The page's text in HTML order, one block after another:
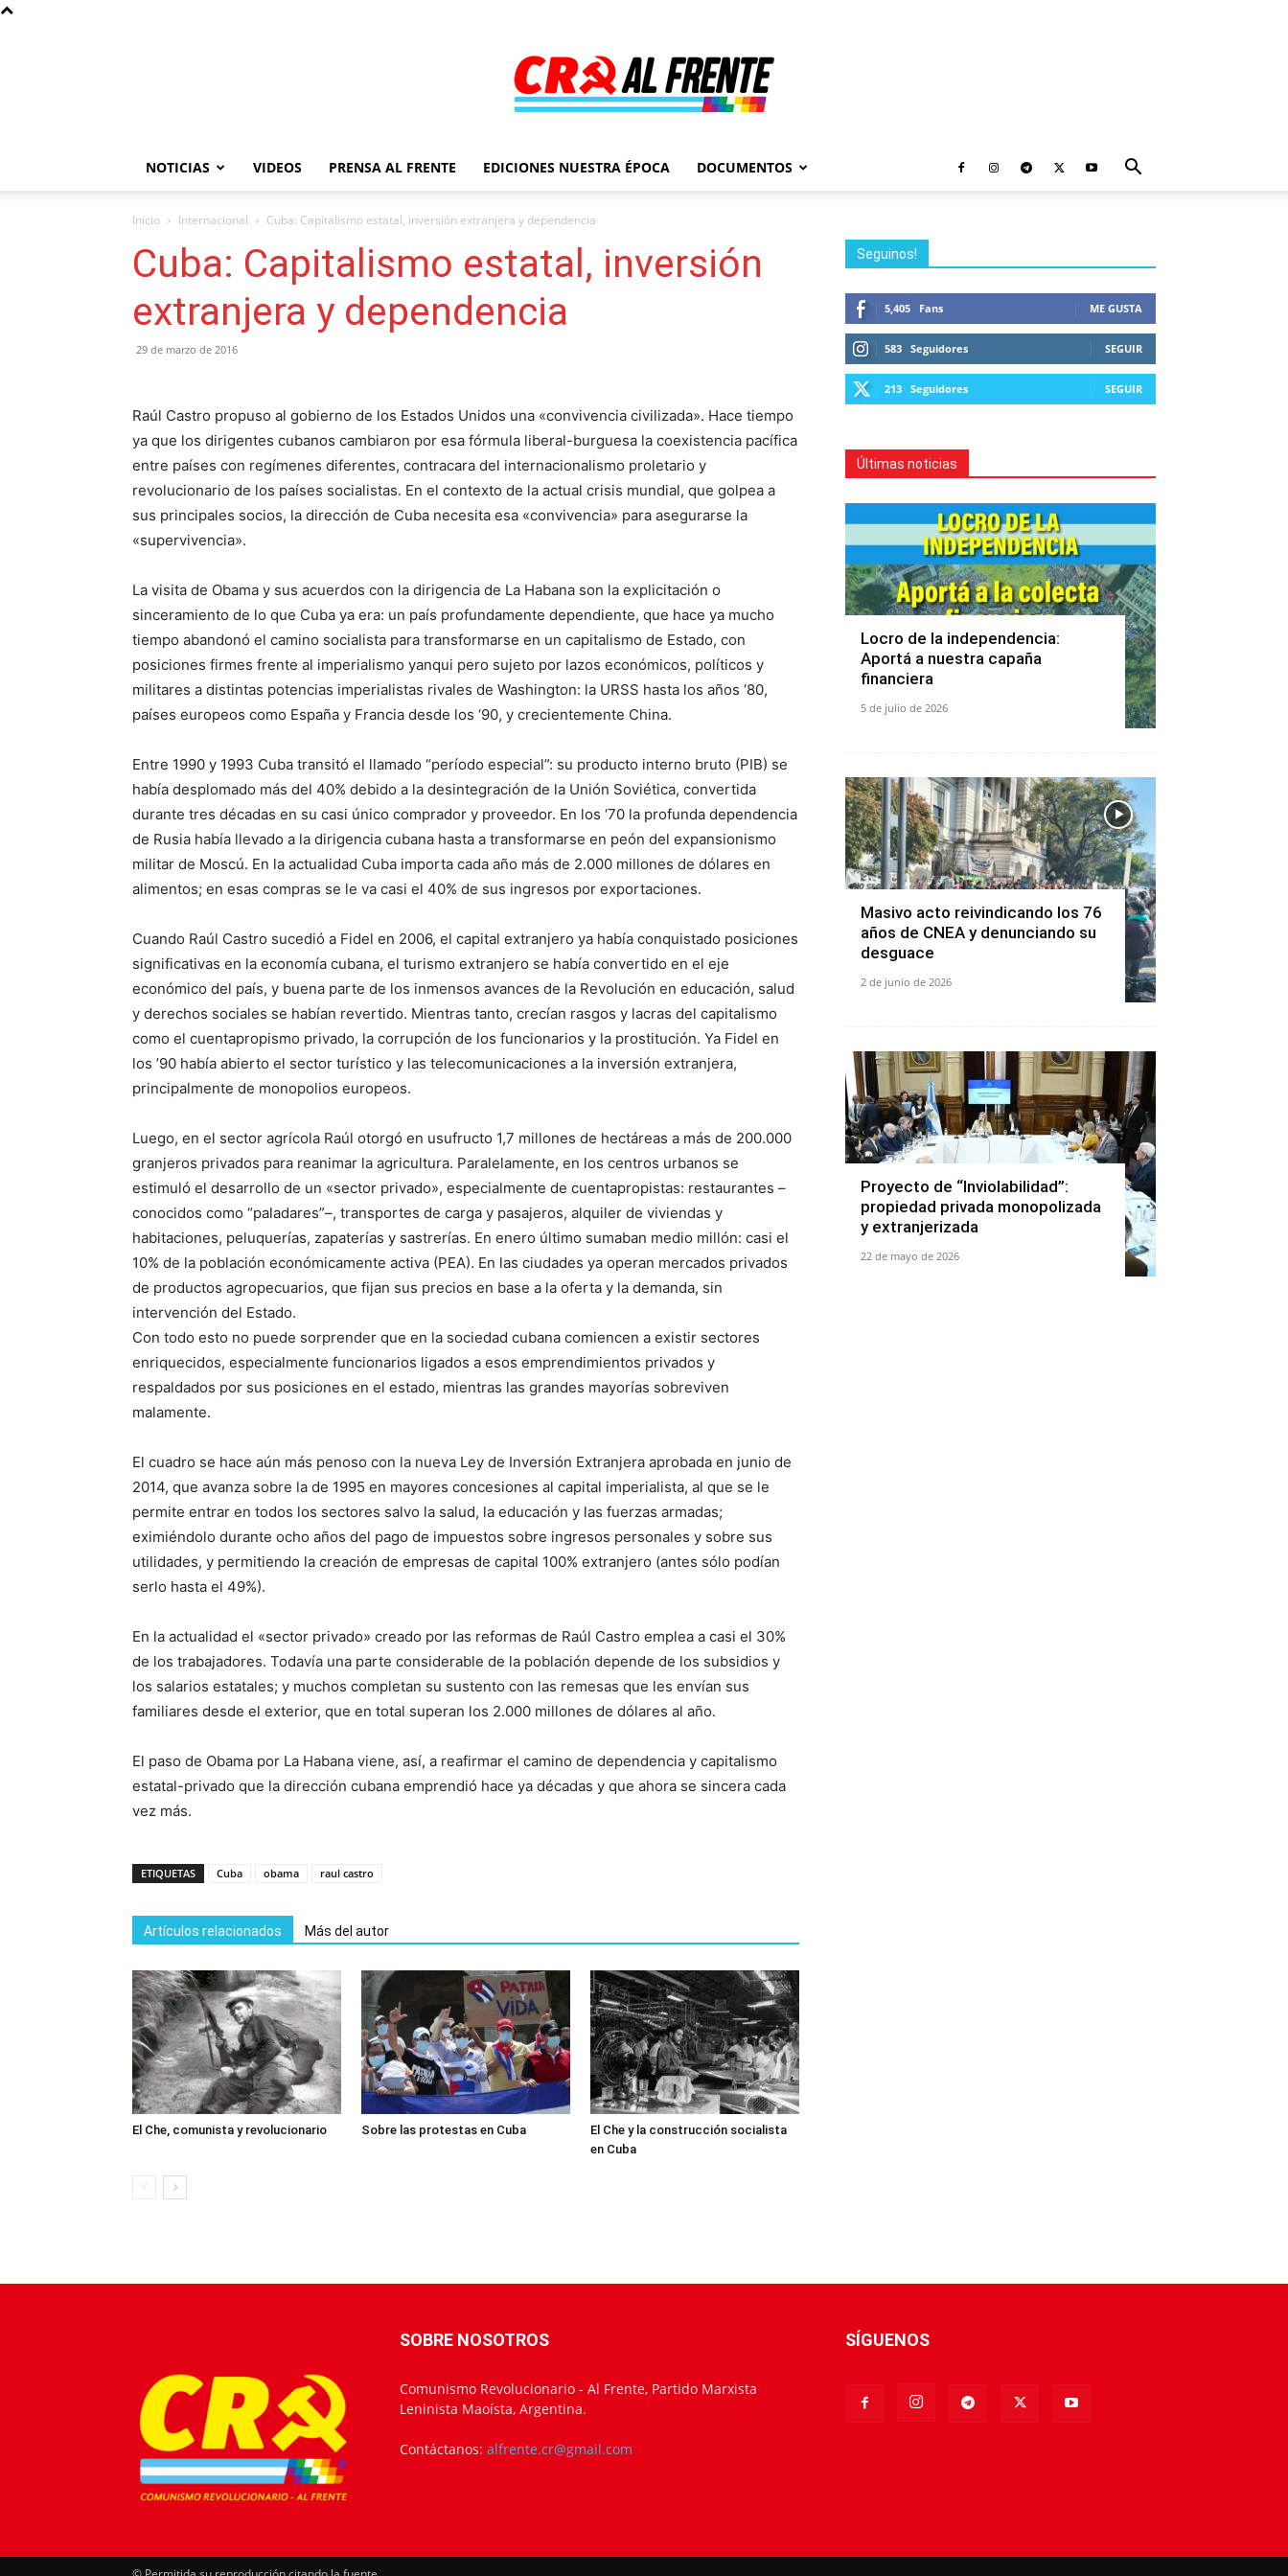
Al
–
NOTICIAS VIDEOS PRENSA AL FRENTE EDICIONES NUESTRA ÉPOCA DOCUMENTOS
Inicio Internacional Cuba: Capitalismo estatal, inversión extranjera y dependencia
Cuba: Capitalismo estatal, inversión
extranjera y dependencia
29 de marzo de 2016
Raúl Castro propuso al gobierno de los Estados Unidos una «convivencia civilizada». Hace tiempo
ya que los dirigentes cubanos cambiaron por esa fórmula liberal-burguesa la coexistencia pacífica
entre países con regímenes diferentes, contracara del internacionalismo proletario y
revolucionario de los países socialistas. En el contexto de la actual crisis mundial, que golpea a
sus principales socios, la dirección de Cuba necesita esa «convivencia» para asegurarse la
«supervivencia».
La visita de Obama y sus acuerdos con la dirigencia de La Habana son la explicitación o
sinceramiento de lo que Cuba ya era: un país profundamente dependiente, que hace ya mucho
tiempo abandonó el camino socialista para transformarse en un capitalismo de Estado, con
posiciones firmes frente al imperialismo yanqui pero sujeto por lazos económicos, políticos y
militares a distintas potencias imperialistas rivales de Washington: la URSS hasta los años ‘80,
países europeos como España y Francia desde los ‘90, y crecientemente China.
Entre 1990 y 1993 Cuba transitó el llamado “período especial”: su producto interno bruto (PIB) se
había desplomado más del 40% debido a la desintegración de la Unión Soviética, convertida
durante tres décadas en su casi único comprador y proveedor. En los ‘70 la profunda dependencia
de Rusia había llevado a la dirigencia cubana hasta a transformarse en peón del expansionismo
militar de Moscú. En la actualidad Cuba importa cada año más de 2.000 millones de dólares en
alimentos; en esas compras se le va casi el 40% de sus ingresos por exportaciones.
Cuando Raúl Castro sucedió a Fidel en 2006, el capital extranjero ya había conquistado posiciones
significativas en la economía cubana, el turismo extranjero se había convertido en el eje
económico del país, y buena parte de los inmensos avances de la Revolución en educación, salud
y derechos sociales se habían revertido. Mientras tanto, crecían rasgos y lacras del capitalismo
como el cuentapropismo privado, la corrupción de los funcionarios y la prostitución. Ya Fidel en
los ’90 había abierto el sector turístico y las telecomunicaciones a la inversión extranjera,
principalmente de monopolios europeos.
Luego, en el sector agrícola Raúl otorgó en usufructo 1,7 millones de hectáreas a más de 200.000
granjeros privados para reanimar la agricultura. Paralelamente, en los centros urbanos se
estimuló el desarrollo de un «sector privado», especialmente de cuentapropistas: restaurantes –
conocidos como “paladares”–, transportes de carga y pasajeros, alquiler de viviendas y
habitaciones, peluquerías, zapaterías y sastrerías. En enero último sumaban medio millón: casi el
10% de la población económicamente activa (PEA). En las ciudades ya operan mercados privados
de productos agropecuarios, que fijan sus precios en base a la oferta y la demanda, sin
intervención del Estado.
Con todo esto no puede sorprender que en la sociedad cubana comiencen a existir sectores
enriquecidos, especialmente funcionarios ligados a esos emprendimientos privados y
respaldados por sus posiciones en el estado, mientras las grandes mayorías sobreviven
malamente.
El cuadro se hace aún más penoso con la nueva Ley de Inversión Extranjera aprobada en junio de
2014, que avanza sobre la de 1995 en mayores concesiones al capital imperialista, al que se le
permite entrar en todos los sectores salvo la salud, la educación y las fuerzas armadas;
eximiéndolo durante ocho años del pago de impuestos sobre ingresos personales y sobre sus
utilidades, y permitiendo la creación de empresas de capital 100% extranjero (antes sólo podían
serlo hasta el 49%).
En la actualidad el «sector privado» creado por las reformas de Raúl Castro emplea a casi el 30%
de los trabajadores. Todavía una parte considerable de la población depende de los subsidios y
los salarios estatales; y muchos completan su sustento con las remesas que les envían sus
familiares desde el exterior, que en total superan los 2.000 millones de dólares al año.
El paso de Obama por La Habana viene, así, a reafirmar el camino de dependencia y capitalismo
estatal-privado que la dirección cubana emprendió hace ya décadas y que ahora se sincera cada
vez más.
ETIQUETAS Cuba obama raul castro
Artículos relacionados Más del autor
El Che, comunista y revolucionario Sobre las protestas en Cuba
El Che y la construcción socialista
en Cuba
Seguinos!
5,405 Fans ME GUSTA
583 Seguidores SEGUIR
213 Seguidores SEGUIR
Últimas noticias
Locro de la independencia:
Aportá a nuestra capaña
financiera
5 de julio de 2026
Masivo acto reivindicando los 76
años de CNEA y denunciando su
desguace
2 de junio de 2026
Proyecto de “Inviolabilidad”:
propiedad privada monopolizada
y extranjerizada
22 de mayo de 2026
SOBRE NOSOTROS
Comunismo Revolucionario - Al Frente, Partido Marxista
Leninista Maoísta, Argentina.
Contáctanos: alfrente.cr@gmail.com
SÍGUENOS